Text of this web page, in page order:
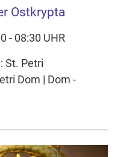
Ostkrypta
- 08:30 UHR
St. Petri
Dom | Dom -